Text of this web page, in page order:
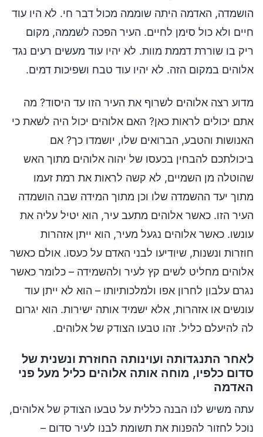
הושמדה, האדמה היתה שוממה מכול דבר חי. לא היו עוד
חיים ולא כול סימן לחיים. העיר הפכה לשממה, מקום
ריק בו שוררת דממת מוות. לא יהיו עוד מעשים רעים נגד
אלוהים במקום הזה. לא יהיו עוד טבח ושפיכות דמים.
מדוע רצה אלוהים לשרוף את העיר הזו עד היסוד? מה
אתם יכולים לראות כאן? האם אלוהים יכול היה לשאת כי
האנושות והטבע, הברואים שלו, יושמדו כך? אם
ביכולתכם להבחין בכעסו של יהוה אלוהים מתוך האש
שהוטלה מן השמיים, לא קשה לראות את רמת זעמו
מתוך יעד ההשמדה שלו וכן מתוך המידה שבה הושמדה
העיר הזו. כאשר אלוהים מתעב עיר, הוא יטיל עליה את
עונשו. כאשר אלוהים נגעל מעיר, הוא ייתן אזהרות
חוזרות ונשנות, שיודיעו לבני האדם על כעסו. אולם כאשר
אלוהים מחליט לשים קץ לעיר ולהשמידה – כלומר כאשר
נגרם עלבון לחרון אפו ולמלכותיותו – הוא לא ייתן עוד
עונשים או אזהרות, אלא ישמיד אותה ישירות. הוא יגרום
לה להיעלם כליל. זהו טבעו הצודק של אלוהים.
לאחר התנגדותה ועוינותה החוזרת ונשנית של
סדום כלפיו, מוחה אותה אלוהים כליל מעל פני
האדמה
עתה משיש לנו הבנה כללית על טבעו הצודק של אלוהים,
נוכל לחזור להפנות את תשומת לבנו לעיר סדום –